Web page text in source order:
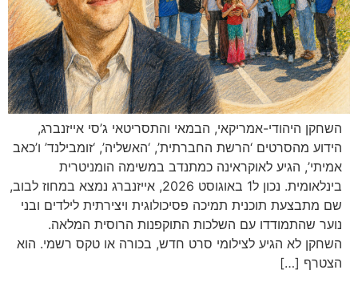
השחקן היהודי-אמריקאי, הבמאי והתסריטאי ג’סי אייזנברג,
הידוע מהסרטים ‘הרשת החברתית’, ‘האשליה’, ‘זומבילנד’ ו’כאב
אמיתי’, הגיע לאוקראינה כמתנדב במשימה הומניטרית
בינלאומית. נכון ל1 באוגוסט 2026, אייזנברג נמצא במחוז לבוב,
שם מתבצעת תוכנית תמיכה פסיכולוגית ויצירתית לילדים ובני
נוער שהתמודדו עם השלכות התוקפנות הרוסית המלאה.
השחקן לא הגיע לצילומי סרט חדש, בכורה או טקס רשמי. הוא
הצטרף […]